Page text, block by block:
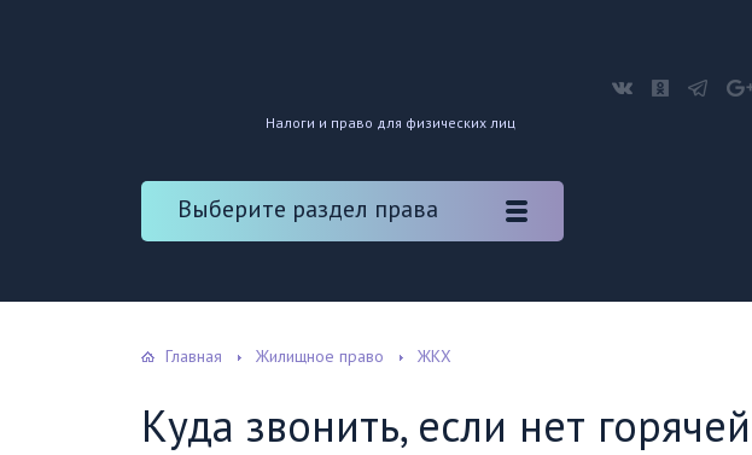
Налоги и право для физических лиц
Выберите раздел права
Главная Жилищное право ЖКХ
Куда звонить, если нет